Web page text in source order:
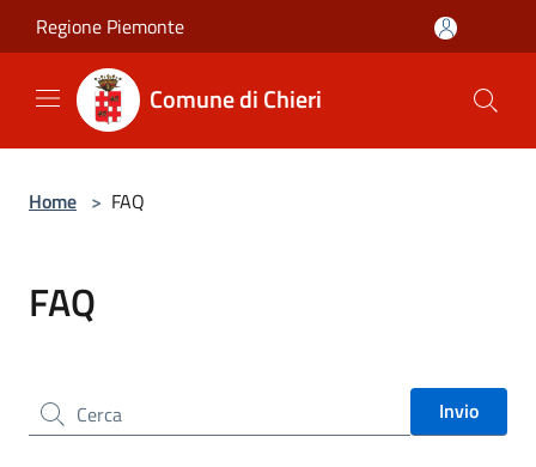
Salta al contenuto principale
Regione Piemonte
Comune di Chieri
Home > FAQ
FAQ
Cerca nel sito Invio